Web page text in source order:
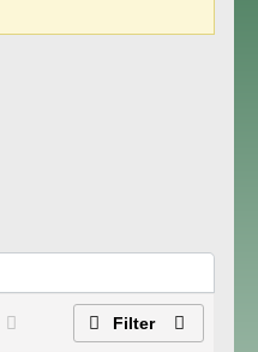
Filter